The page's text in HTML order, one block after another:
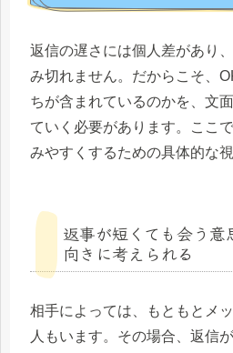
返信の遅さには個人差があり
み切れません。だからこそ、
ちが含まれているのかを、文
ていく必要があります。ここ
みやすくするための具体的な
返事が短くても会う意
向きに考えられる
相手によっては、もともとメ
人もいます。その場合、返信